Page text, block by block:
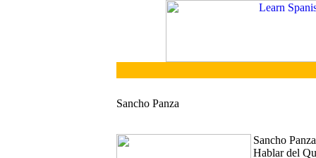
Sancho Panza
Sancho
Hablar del